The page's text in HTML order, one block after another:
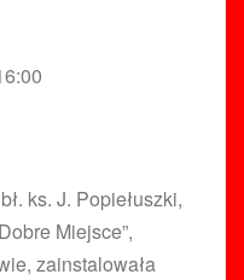
ks. J. Popiełuszki,
Miejsce”,
zainstalowała